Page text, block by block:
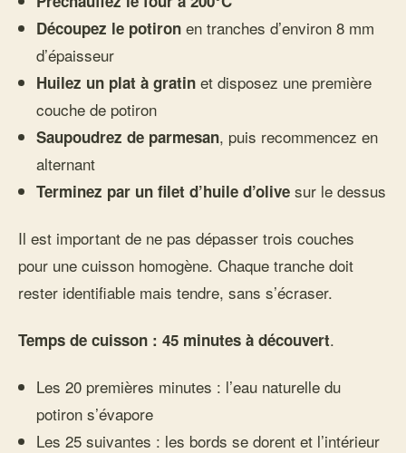
Découpez le potiron en tranches d’environ 8 mm
d’épaisseur
Huilez un plat à gratin et disposez une première
couche de potiron
Saupoudrez de parmesan, puis recommencez en
alternant
Terminez par un filet d’huile d’olive sur le dessus
Il est important de ne pas dépasser trois couches
pour une cuisson homogène. Chaque tranche doit
rester identifiable mais tendre, sans s’écraser.
Temps de cuisson : 45 minutes à découvert.
Les 20 premières minutes : l’eau naturelle du
potiron s’évapore
Les 25 suivantes : les bords se dorent et l’intérieur